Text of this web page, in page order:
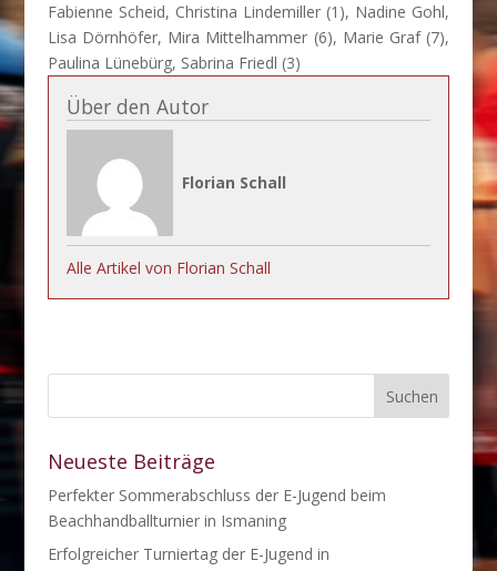
Fabienne Scheid, Christina Lindemiller (1), Nadine Gohl,
Lisa Dörnhöfer, Mira Mittelhammer (6), Marie Graf (7),
Paulina Lünebürg, Sabrina Friedl (3)
Über den Autor
Florian Schall
Alle Artikel von Florian Schall
Neueste Beiträge
Perfekter Sommerabschluss der E-Jugend beim
Beachhandballturnier in Ismaning
Erfolgreicher Turniertag der E-Jugend in